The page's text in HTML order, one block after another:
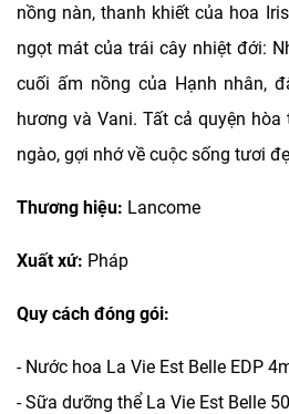
nồng nàn, thanh khiết của hoa
ngọt mát của trái cây nhiệt đới:
cuối ấm nồng của Hạnh nhân,
hương và Vani. Tất cả quyện
ngào, gợi nhớ về cuộc sống tươi
Thương hiệu: Lancome
Xuất xứ: Pháp
Quy cách đóng gói:
- Nước hoa La Vie Est Belle EDP
- Sữa dưỡng thể La Vie Est Belle